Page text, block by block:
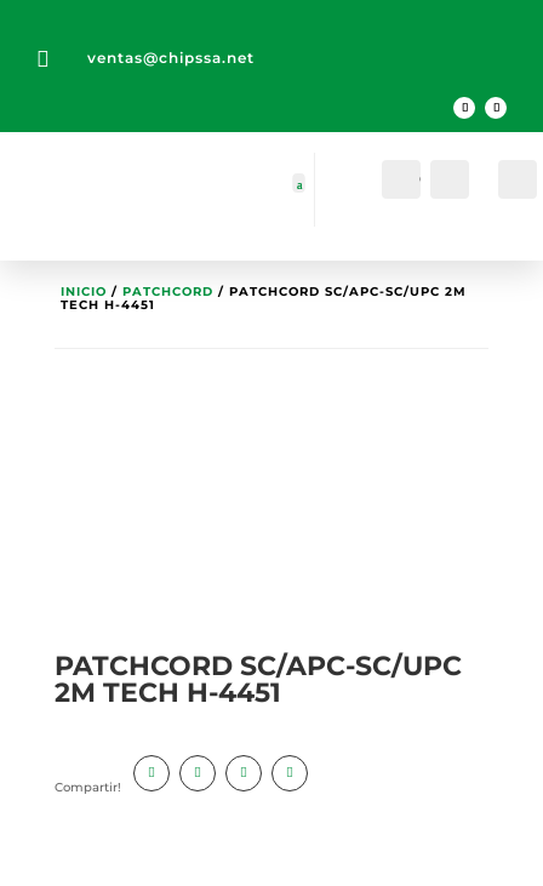
 ventas@chipssa.net
Cuenta
INICIO / PATCHCORD / PATCHCORD SC/APC-SC/UPC 2M
TECH H-4451
PATCHCORD SC/APC-SC/UPC
2M TECH H-4451
Compartir!